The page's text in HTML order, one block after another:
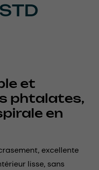
et
phtalates,
en
excellente
lisse, sans